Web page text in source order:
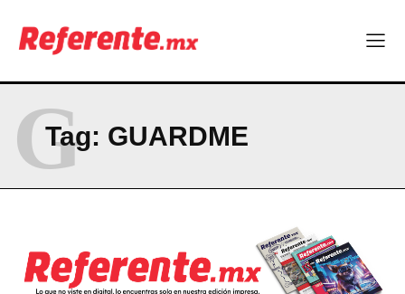
Linux nació como un hobby y hoy mueve la tecnología global
Los 40 ya no son la mitad de la vida: son el nuevo punto de
partida
ABOUT
CONTACT
Tag: GUARDME
G